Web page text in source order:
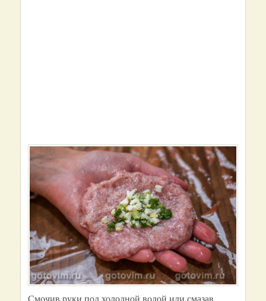
Смочив руки под холодной водой или смазав